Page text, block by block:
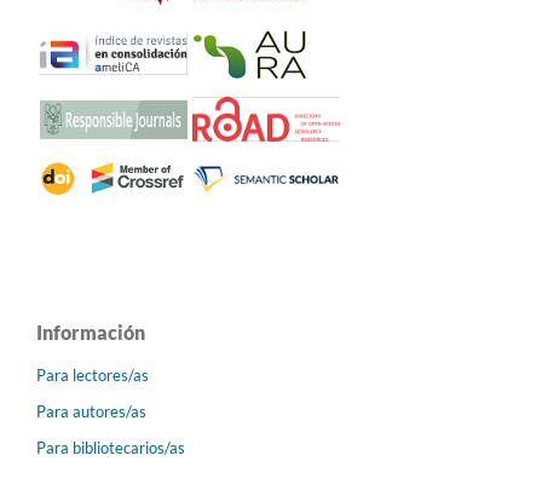
Información
Para lectores/as
Para autores/as
Para bibliotecarios/as